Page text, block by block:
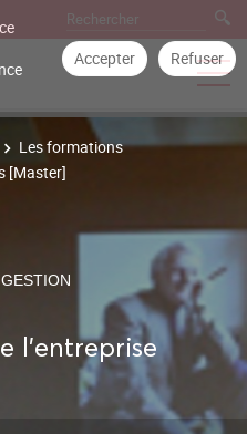
Accepter Refuser
Les formations
[Master]
l’entreprise